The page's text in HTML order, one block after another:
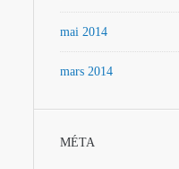
mai 2014
mars 2014
MÉTA